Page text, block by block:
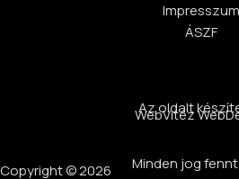
Impresszum
ÁSZF
Az oldalt
WebVitéz
Minden jog
Copyright © 2026